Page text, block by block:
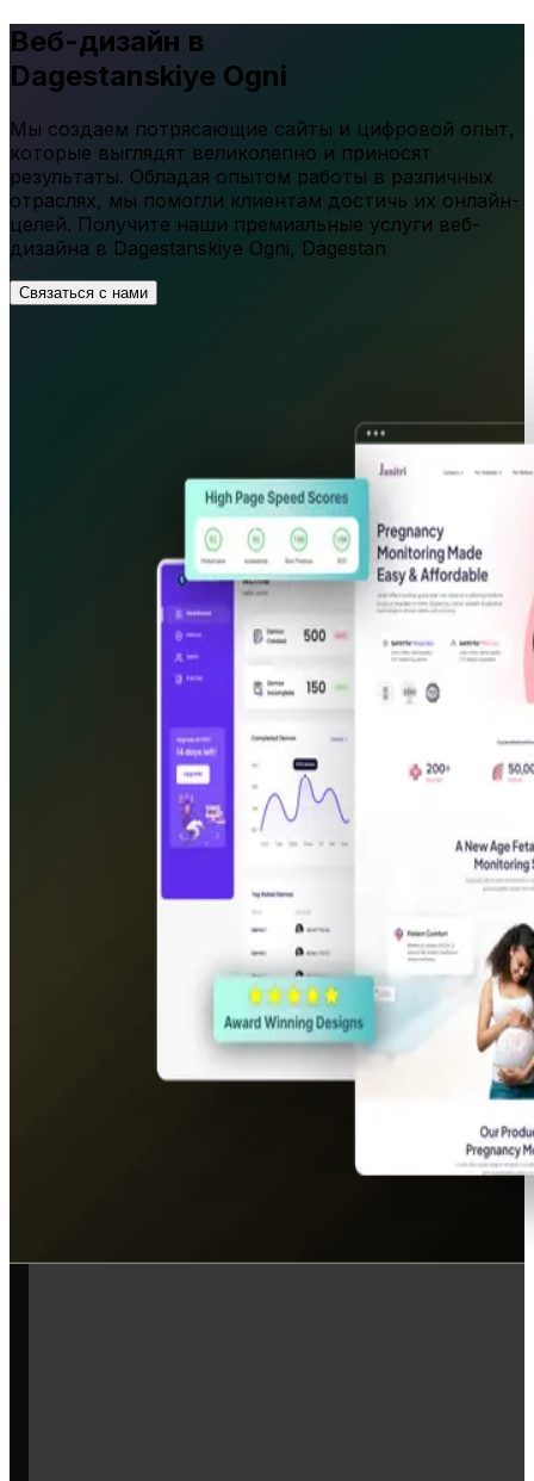
Веб-дизайн в
Dagestanskiye Ogni
Мы создаем потрясающие сайты и цифровой опыт,
которые выглядят великолепно и приносят
результаты. Обладая опытом работы в различных
отраслях, мы помогли клиентам достичь их онлайн-
целей. Получите наши премиальные услуги веб-
дизайна в Dagestanskiye Ogni, Dagestan
Связаться с нами